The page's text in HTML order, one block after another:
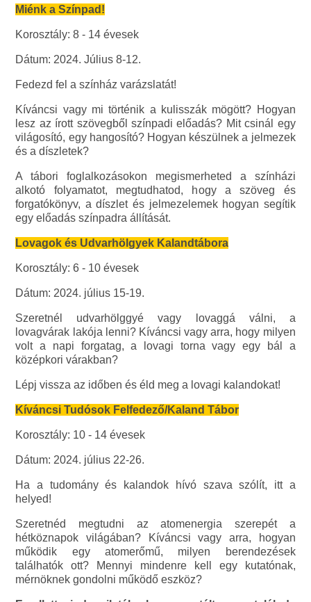
Miénk a Színpad!
Korosztály: 8 - 14 évesek
Dátum: 2024. Július 8-12.
Fedezd fel a színház varázslatát!
Kíváncsi vagy mi történik a kulisszák mögött? Hogyan
lesz az írott szövegből színpadi előadás? Mit csinál egy
világosító, egy hangosító? Hogyan készülnek a jelmezek
és a díszletek?
A tábori foglalkozásokon megismerheted a színházi
alkotó folyamatot, megtudhatod, hogy a szöveg és
forgatókönyv, a díszlet és jelmezelemek hogyan segítik
egy előadás színpadra állítását.
Lovagok és Udvarhölgyek Kalandtábora
Korosztály: 6 - 10 évesek
Dátum: 2024. július 15-19.
Szeretnél udvarhölggyé vagy lovaggá válni, a
lovagvárak lakója lenni? Kíváncsi vagy arra, hogy milyen
volt a napi forgatag, a lovagi torna vagy egy bál a
középkori várakban?
Lépj vissza az időben és éld meg a lovagi kalandokat!
Kíváncsi Tudósok Felfedező/Kaland Tábor
Korosztály: 10 - 14 évesek
Dátum: 2024. július 22-26.
Ha a tudomány és kalandok hívó szava szólít, itt a
helyed!
Szeretnéd megtudni az atomenergia szerepét a
hétköznapok világában? Kíváncsi vagy arra, hogyan
működik egy atomerőmű, milyen berendezések
találhatók ott? Mennyi mindenre kell egy kutatónak,
mérnöknek gondolni működő eszköz?